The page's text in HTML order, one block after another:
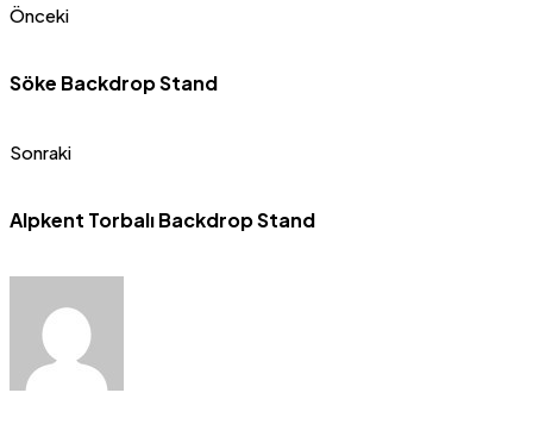
Önceki
Söke Backdrop Stand
Sonraki
Alpkent Torbalı Backdrop Stand